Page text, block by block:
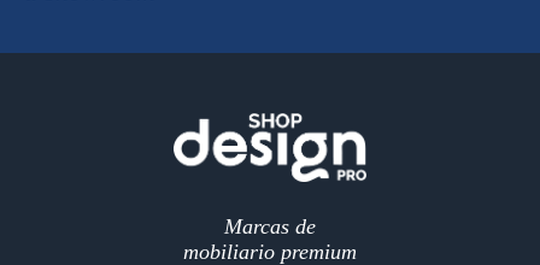
Marcas de
mobiliario premium